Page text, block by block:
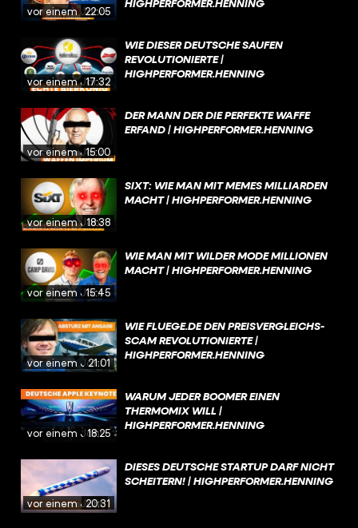
vor einem Jahr
22:05
vor einem Jahr
17:32
WIE DIESER DEUTSCHE SAUFEN
REVOLUTIONIERTE |
HIGHPERFORMER.HENNING
vor einem Jahr
15:00
DER MANN DER DIE PERFEKTE WAFFE
ERFAND | HIGHPERFORMER.HENNING
vor einem Jahr
18:38
SIXT: WIE MAN MIT MEMES MILLIARDEN
MACHT | HIGHPERFORMER.HENNING
vor einem Jahr
15:45
WIE MAN MIT WILDER MODE MILLIONEN
MACHT | HIGHPERFORMER.HENNING
vor einem Jahr
21:01
WIE FLUEGE.DE DEN PREISVERGLEICHS-
SCAM REVOLUTIONIERTE |
HIGHPERFORMER.HENNING
vor einem Jahr
18:25
WARUM JEDER BOOMER EINEN
THERMOMIX WILL |
HIGHPERFORMER.HENNING
vor einem Jahr
20:31
DIESES DEUTSCHE STARTUP DARF NICHT
SCHEITERN! | HIGHPERFORMER.HENNING